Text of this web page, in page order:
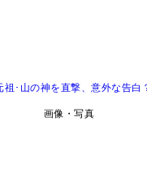
祖･山の神を直撃、意外な告白
画像・写真